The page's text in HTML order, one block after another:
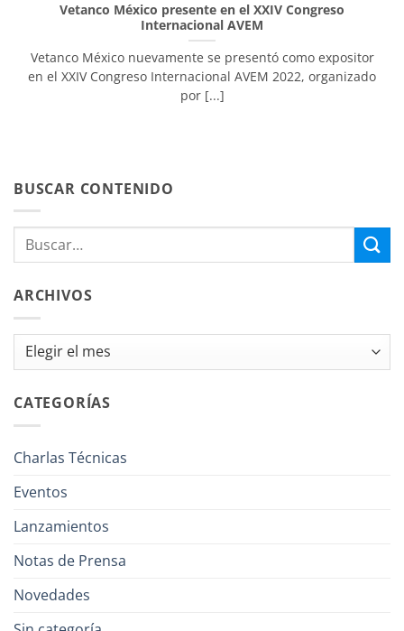
Vetanco México presente en el XXIV Congreso
Internacional AVEM
Vetanco México nuevamente se presentó como expositor
en el XXIV Congreso Internacional AVEM 2022, organizado
por [...]
BUSCAR CONTENIDO
ARCHIVOS
Archivos
CATEGORÍAS
Charlas Técnicas
Eventos
Lanzamientos
Notas de Prensa
Novedades